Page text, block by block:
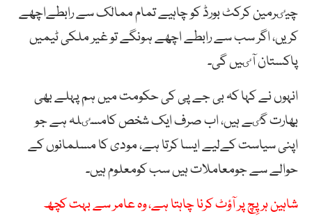
چیٸرمین کرکٹ بورڈ کو چاہیے تمام ممالک سے رابطےاچھے
کریں، اگر سب سے رابطے اچھے ہونگے تو غیر ملکی ٹیمیں
پاکستان آٸیں گی۔
انہوں نے کہا کہ بی جے پی کی حکومت میں ہم پہلے بھی
بھارت گٸے ہیں، اب صرف ایک شخص کامسٸلہ ہے جو
اپنی سیاست کےلیے ایسا کرتا ہے، مودی کا مسلمانوں کے
حوالے سے جومعاملات ہیں سب کومعلوم ہیں۔
شاہین ہر پِچ پر آؤٹ کرنا چاہتا ہے، وہ عامر سے بہت کچھ